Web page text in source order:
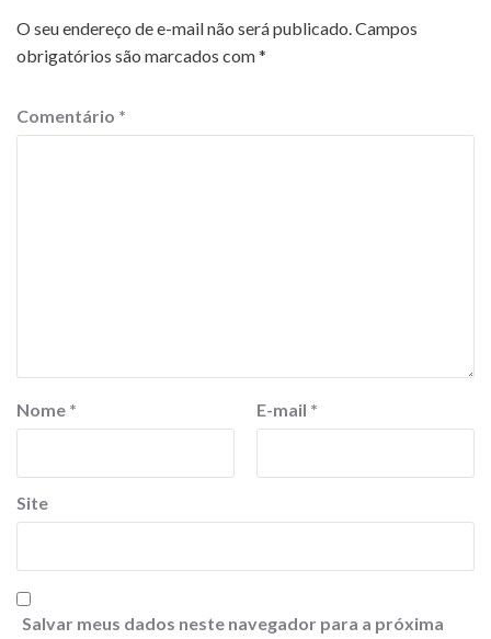
O seu endereço de e-mail não será publicado.Campos
obrigatórios são marcados com*
Comentário *
Nome * E-mail *
Site
Salvar meus dados neste navegador para a próxima